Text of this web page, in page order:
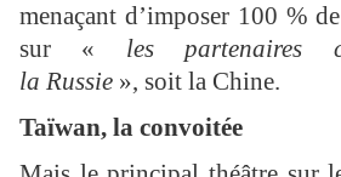
menaçant d’imposer 100 %
sur « les partenaires
la Russie », soit la Chine.
Taïwan, la convoitée